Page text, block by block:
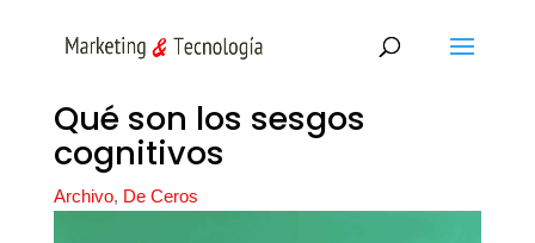
Qué son los sesgos
cognitivos
Archivo, De Ceros